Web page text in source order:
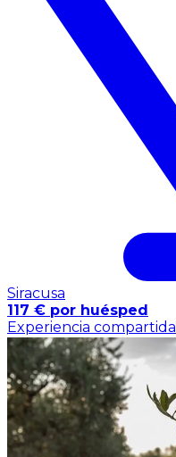
Siracusa
117 € por huésped
Experiencia compartida